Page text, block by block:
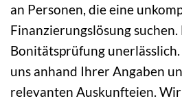
an Personen, die eine
Finanzierungslösung
Bonitätsprüfung
uns anhand Ihrer Angaben
relevanten Auskunfteien.